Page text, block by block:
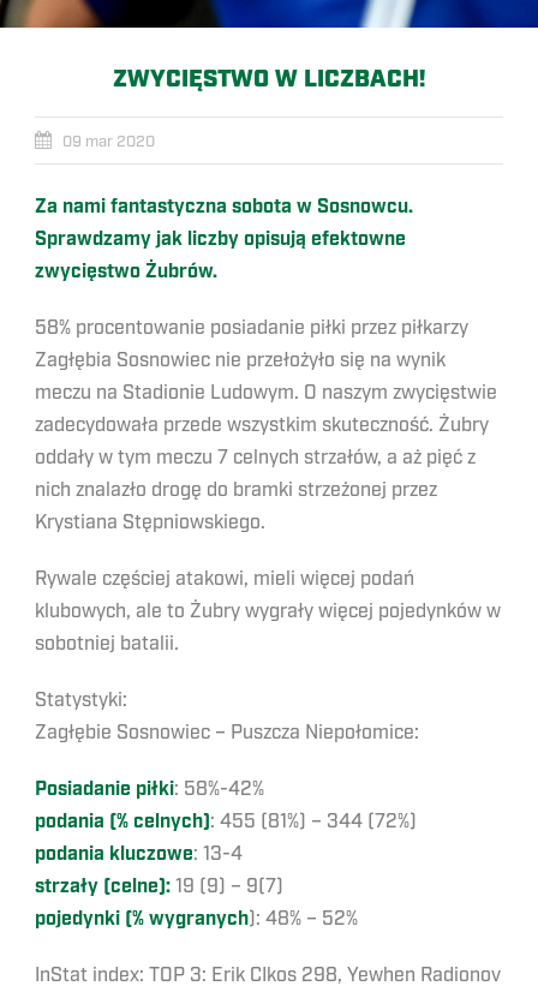
ZWYCIĘSTWO W LICZBACH!
09 mar 2020
Za nami fantastyczna sobota w Sosnowcu.
Sprawdzamy jak liczby opisują efektowne
zwycięstwo Żubrów.
58% procentowanie posiadanie piłki przez piłkarzy
Zagłębia Sosnowiec nie przełożyło się na wynik
meczu na Stadionie Ludowym. O naszym zwycięstwie
zadecydowała przede wszystkim skuteczność. Żubry
oddały w tym meczu 7 celnych strzałów, a aż pięć z
nich znalazło drogę do bramki strzeżonej przez
Krystiana Stępniowskiego.
Rywale częściej atakowi, mieli więcej podań
klubowych, ale to Żubry wygrały więcej pojedynków w
sobotniej batalii.
Statystyki:
Zagłębie Sosnowiec – Puszcza Niepołomice:
Posiadanie piłki: 58%-42%
podania (% celnych): 455 (81%) – 344 (72%)
podania kluczowe: 13-4
strzały (celne): 19 (9) – 9(7)
pojedynki (% wygranych): 48% – 52%
InStat index: TOP 3: Erik CIkos 298, Yewhen Radionov